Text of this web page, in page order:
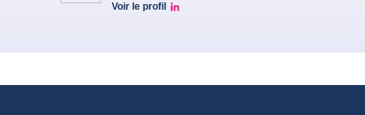
Voir le profil
Simon Lacoume linkedin